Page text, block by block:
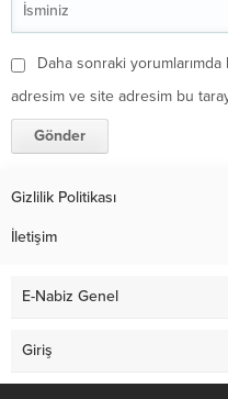
Daha sonraki yorumlarımda
adresim ve site adresim bu
Gizlilik Politikası
İletişim
E-Nabiz Genel
Giriş